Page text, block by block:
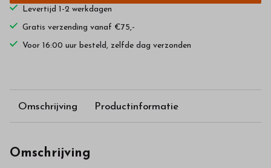
Levertijd 1-2 werkdagen
Gratis verzending vanaf €75,-
Voor 16:00 uur besteld, zelfde dag verzonden
Omschrijving Productinformatie
Omschrijving